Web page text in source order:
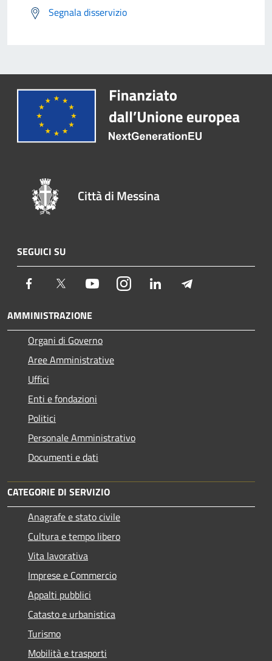
Segnala disservizio
Città di Messina
SEGUICI SU
Facebook Twitter YoutubeInstagram LinkedIn
AMMINISTRAZIONE
Organi di Governo
Aree Amministrative
Uffici
Enti e fondazioni
Politici
Personale Amministrativo
Documenti e dati
CATEGORIE DI SERVIZIO
Anagrafe e stato civile
Cultura e tempo libero
Vita lavorativa
Imprese e Commercio
Appalti pubblici
Catasto e urbanistica
Turismo
Mobilità e trasporti